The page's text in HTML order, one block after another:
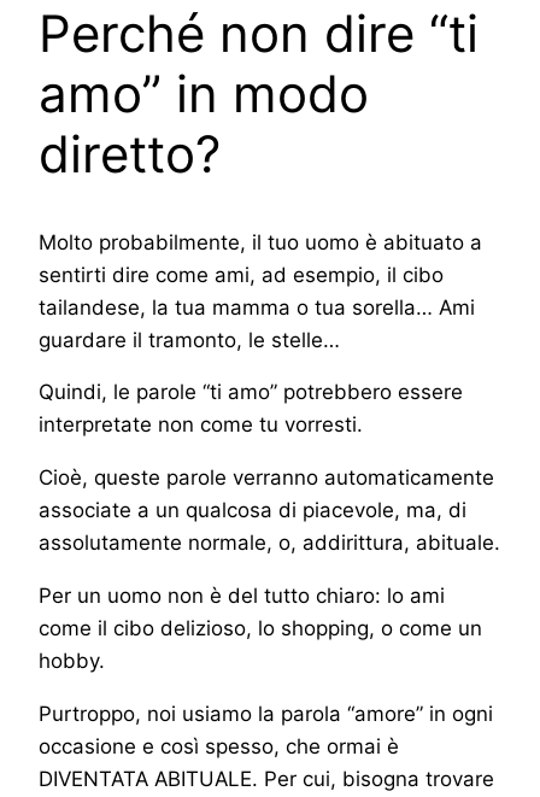
Perché non dire “ti
amo” in modo
diretto?
Molto probabilmente, il tuo uomo è abituato a
sentirti dire come ami, ad esempio, il cibo
tailandese, la tua mamma o tua sorella… Ami
guardare il tramonto, le stelle…
Quindi, le parole “ti amo” potrebbero essere
interpretate non come tu vorresti.
Cioè, queste parole verranno automaticamente
associate a un qualcosa di piacevole, ma, di
assolutamente normale, o, addirittura, abituale.
Per un uomo non è del tutto chiaro: lo ami
come il cibo delizioso, lo shopping, o come un
hobby.
Purtroppo, noi usiamo la parola “amore” in ogni
occasione e così spesso, che ormai è
DIVENTATA ABITUALE. Per cui, bisogna trovare